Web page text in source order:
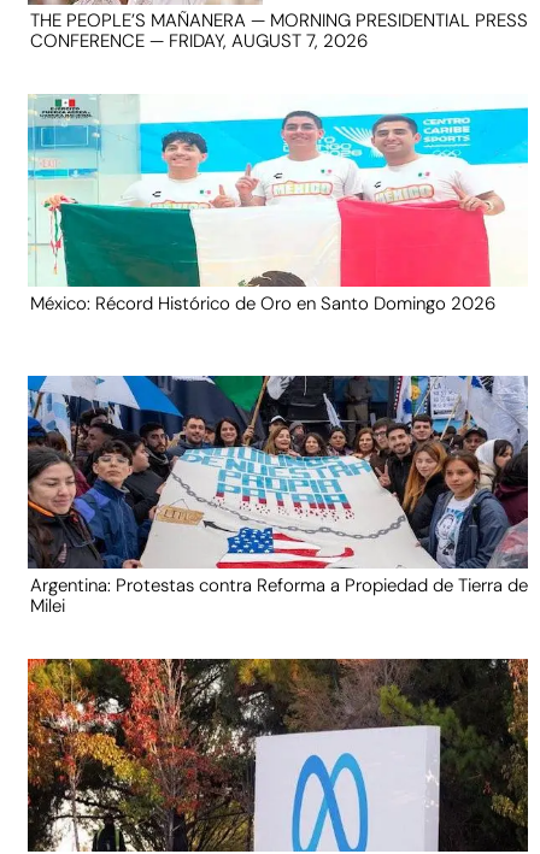
THE PEOPLE’S MAÑANERA — MORNING PRESIDENTIAL PRESS
CONFERENCE — FRIDAY, AUGUST 7, 2026
México: Récord Histórico de Oro en Santo Domingo 2026
Argentina: Protestas contra Reforma a Propiedad de Tierra de
Milei